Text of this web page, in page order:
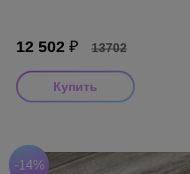
12 502 ₽ 13702
-14%